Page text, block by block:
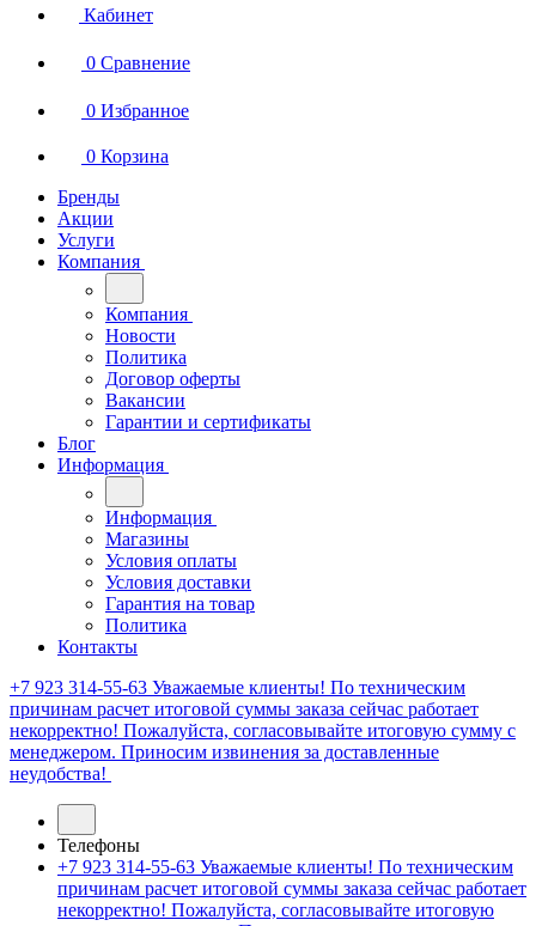
Кабинет
0 Сравнение
0 Избранное
0 Корзина
Бренды
Акции
Услуги
Компания
Компания
Новости
Политика
Договор оферты
Вакансии
Гарантии и сертификаты
Блог
Информация
Информация
Магазины
Условия оплаты
Условия доставки
Гарантия на товар
Политика
Контакты
+7 923 314-55-63 Уважаемые клиенты! По техническим
причинам расчет итоговой суммы заказа сейчас работает
некорректно! Пожалуйста, согласовывайте итоговую сумму с
менеджером. Приносим извинения за доставленные
неудобства!
Телефоны
+7 923 314-55-63 Уважаемые клиенты! По техническим
причинам расчет итоговой суммы заказа сейчас работает
некорректно! Пожалуйста, согласовывайте итоговую